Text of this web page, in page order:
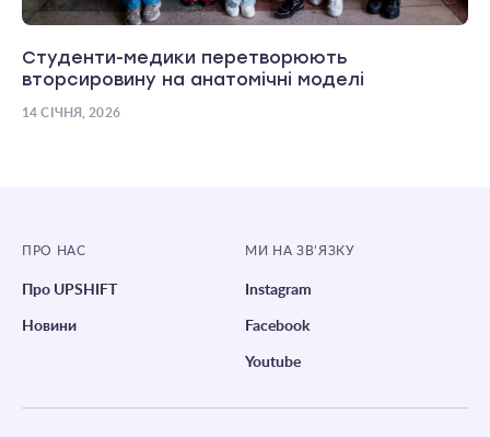
Студенти-медики перетворюють
вторсировину на анатомічні моделі
14 СІЧНЯ, 2026
ПРО НАС
Про UPSHIFT
Новини
МИ НА ЗВ’ЯЗКУ
Instagram
Facebook
Youtube